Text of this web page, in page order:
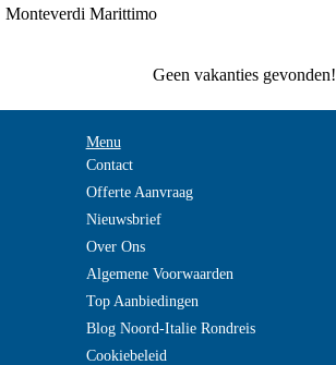
Monteverdi Marittimo
Geen vakanties gevonden!
Menu
Contact
Offerte Aanvraag
Nieuwsbrief
Over Ons
Algemene Voorwaarden
Top Aanbiedingen
Blog Noord-Italie Rondreis
Cookiebeleid